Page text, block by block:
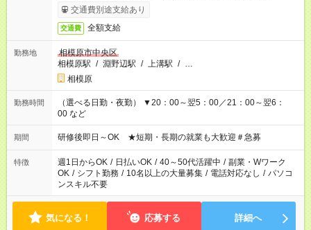
交通費別途支給あり
交通費 全額支給
勤務地
相模原市中央区
相模原駅 / 淵野辺駅 / 上溝駅 / …
相模原
勤務時間
（選べる日勤・夜勤） ▼20：00～翌5：00／21：00～翌6：
00 など
期間 研修後即日～OK ★短期・長期の就業も大歓迎＃急募
特徴 週1日からOK / 日払いOK / 40～50代活躍中 / 副業・Wワーク
OK / シフト勤務 / 10名以上の大量募集 / 電話対応なし / パソコ
ンスキル不要
気になる！ 応募する 詳細へ